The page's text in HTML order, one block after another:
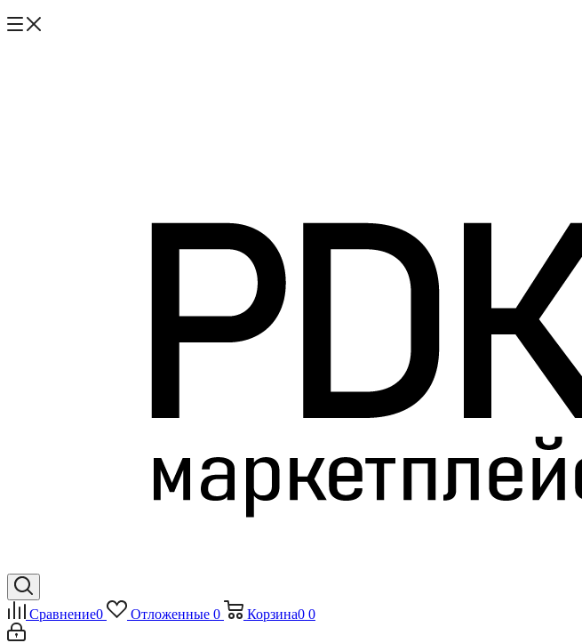
Сравнение0 Отложенные 0 Корзина0 0